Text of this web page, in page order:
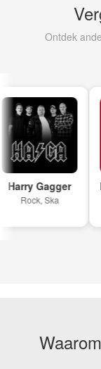
Ontdek
Gagger
Rock, Ska